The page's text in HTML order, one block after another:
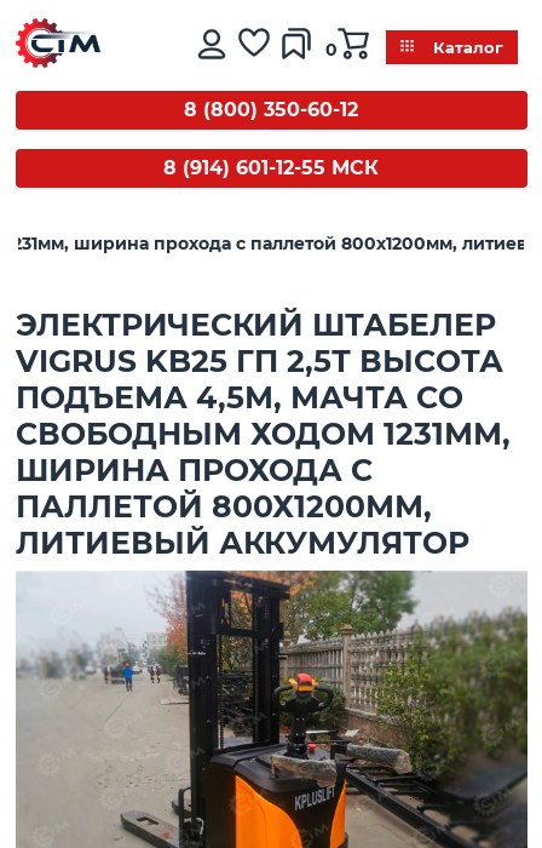
0 Каталог
8 (800) 350-60-12
8 (914) 601-12-55 МСК
ширина прохода с паллетой 800х1200мм,
ЭЛЕКТРИЧЕСКИЙ ШТАБЕЛЕР
VIGRUS KB25 ГП 2,5Т ВЫСОТА
ПОДЪЕМА 4,5М, МАЧТА СО
СВОБОДНЫМ ХОДОМ 1231ММ,
ШИРИНА ПРОХОДА С
ПАЛЛЕТОЙ 800Х1200ММ,
ЛИТИЕВЫЙ АККУМУЛЯТОР